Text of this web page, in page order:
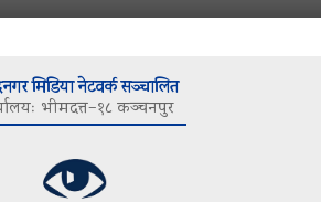
मिडिया नेटवर्क सञ्चालित
भीमदत्त–१८ कञ्चनपुर